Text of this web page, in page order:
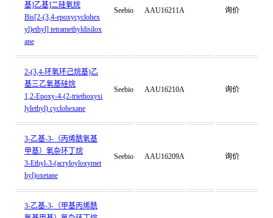
基]乙基]二硅氧烷
Bis[2-(3,4-epoxycyclohex
yl)ethyl] tetramethyldisilox
ane
Seebio AAU16211A 询价
2-(3,4-环氧环己烷基)乙
基三乙氧基硅烷
1,2-Epoxy-4-(2-triethoxysi
lylethyl) cyclohexane
Seebio AAU16210A 询价
3-乙基-3-（丙烯酰氧基
甲基）氧杂环丁烷
3-Ethyl-3-(acryloyloxymet
hyl)oxetane
Seebio AAU16209A 询价
3-乙基-3-（甲基丙烯酰